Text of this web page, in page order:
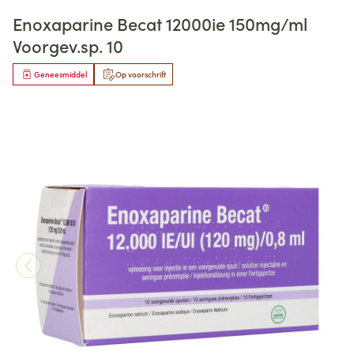
Enoxaparine Becat 12000ie 150mg/ml
Voorgev.sp. 10
Op voorschrift
Geneesmiddel